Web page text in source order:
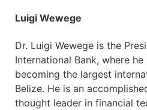
Luigi Wewege
Dr. Luigi Wewege is the
International Bank, where
becoming the largest
Belize. He is an
thought leader in financial